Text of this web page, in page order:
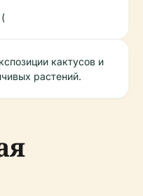
кактусов и
растений.